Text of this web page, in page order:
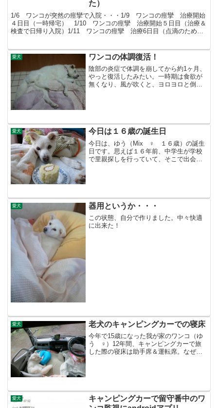
た）
1/6 ワンコが突然の痙攣で入院・・・1/9 ワンコの痙攣 治療開始
４日目（一時帰宅） 1/10 ワンコの痙攣 治療開始５日目（治療＆
検査で日帰り入院）1/11 ワンコの痙攣 治療6日目（点滴のため、
愛犬 ワンコの体調復活！
陰部の炎症で体調を崩してから約1ヶ月、
やっと復活したみたい。一時期は食欲が
無くなり、風が吹くと、ヨロヨロと倒れ
愛犬 今日は１６歳の誕生日
今日は、ゆう（Mix ♀ １６歳）の誕生
日です。思えば１６年前、中学生が学校
で里親探しを行っていて、そこで出会っ
愛犬 器用というか・・・
この状態、自分で作りました。中々快適
に出来た！
愛犬 老犬のキャンピングカーでの寝床
今年で15歳になった我が家のワンコ（ゆ
う ♀）12年間、キャンピングカーで旅
した際の寝床は助手席＆運転席。なぜか
愛犬
キャンピングカーで留守番中のワ